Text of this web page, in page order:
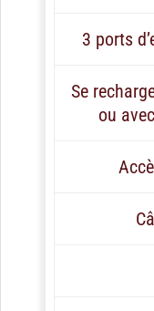
3 ports
Se
ou